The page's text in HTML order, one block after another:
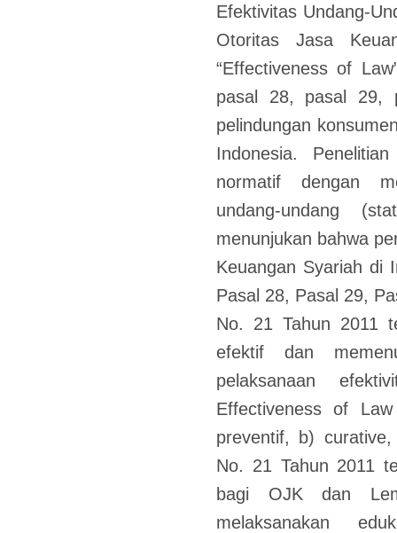
Efektivitas Undang-
Otoritas Jasa
“Effectiveness of
pasal 28, pasal 29,
pelindungan
Indonesia.
normatif dengan
undang-undang
menunjukan bahwa
Keuangan Syariah di
Pasal 28, Pasal 29,
No. 21 Tahun 2011
efektif dan
pelaksanaan
Effectiveness of
preventif, b)
No. 21 Tahun 2011
bagi OJK dan
melaksanakan